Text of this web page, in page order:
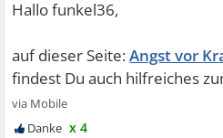
Angst vor
x 4